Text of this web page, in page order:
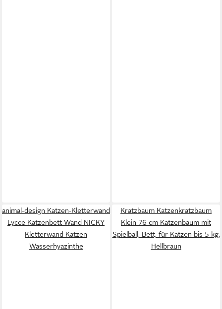
animal-design Katzen-Kletterwand
Lycce Katzenbett Wand NICKY
Kletterwand Katzen
Wasserhyazinthe
Kratzbaum Katzenkratzbaum
Klein 76 cm Katzenbaum mit
Spielball, Bett, für Katzen bis 5 kg,
Hellbraun